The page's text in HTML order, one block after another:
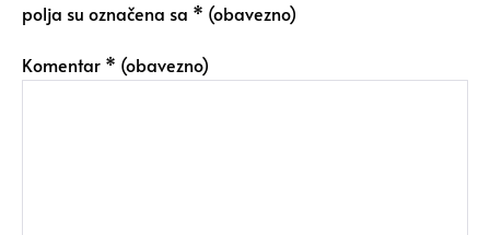
polja su označena sa * (obavezno)
Komentar * (obavezno)